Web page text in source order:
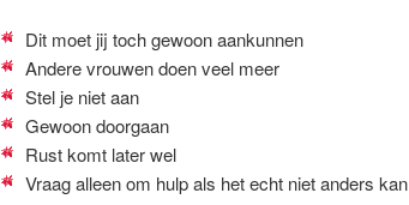
Dit moet jij toch gewoon aankunnen
Andere vrouwen doen veel meer
Stel je niet aan
Gewoon doorgaan
Rust komt later wel
Vraag alleen om hulp als het echt niet anders kan